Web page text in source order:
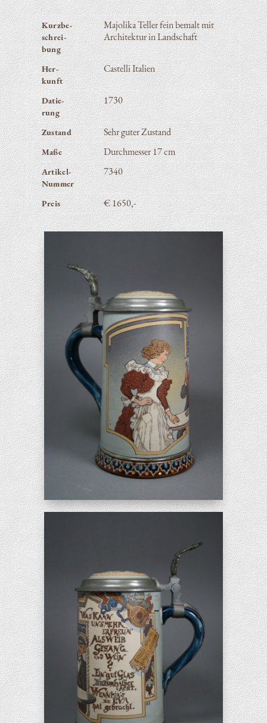
Kurz­be­
schrei­
bung
Majo­li­ka Tel­ler fein bemalt mit
Archi­tek­tur in Landschaft
Her­
kunft
Cas­tel­li Italien
Datie­
rung
1730
Zustand Sehr guter Zustand
Maße Durch­mes­ser 17 cm
Artikel-
Nummer
7340
Preis € 1650,-